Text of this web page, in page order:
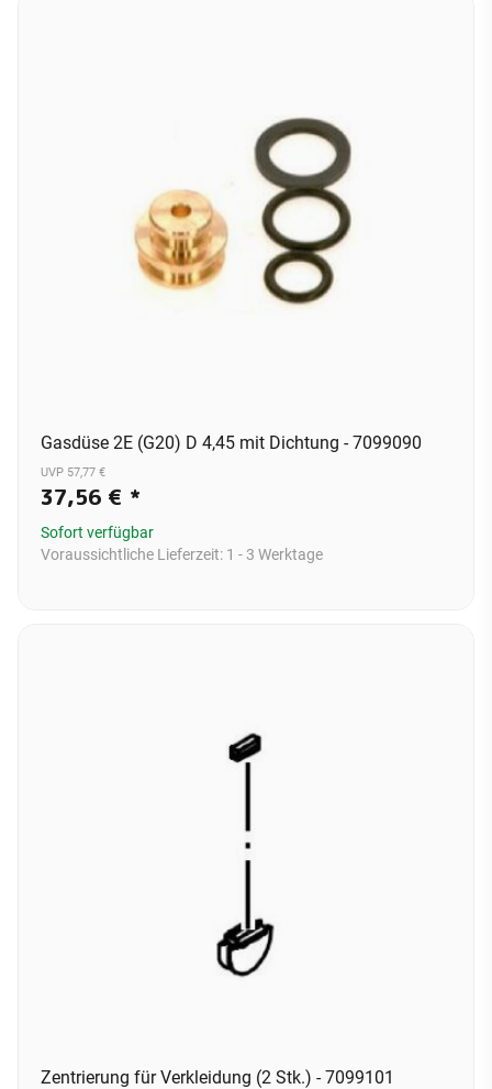
Gasdüse 2E (G20) D 4,45 mit Dichtung - 7099090
UVP 57,77 €
37,56 € *
Sofort verfügbar
Voraussichtliche Lieferzeit: 1 - 3 Werktage
Zentrierung für Verkleidung (2 Stk.) - 7099101